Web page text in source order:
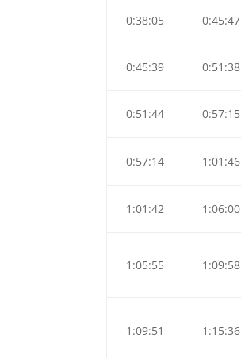
0:38:05 0:45:47
0:45:39 0:51:38
0:51:44 0:57:15
0:57:14 1:01:46
1:01:42 1:06:00
1:05:55 1:09:58
1:09:51 1:15:36